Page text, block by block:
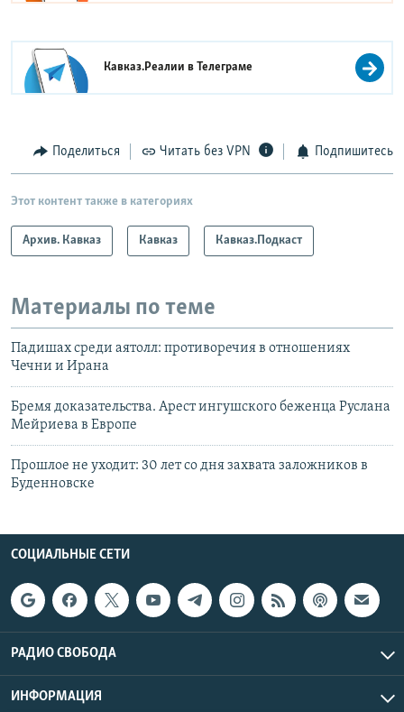
Кавказ.Реалии вТелеграме
Поделиться Читать без VPN Подпишитесь
Этот контент также в категориях
Архив. Кавказ Кавказ Кавказ.Подкаст
Материалы по теме
Падишах среди аятолл: противоречия в отношениях
Чечни и Ирана
Бремя доказательства. Арест ингушского беженца Руслана
Мейриева в Европе
Прошлое не уходит: 30 лет со дня захвата заложников в
Буденновске
СОЦИАЛЬНЫЕ СЕТИ
РАДИО СВОБОДА
ИНФОРМАЦИЯ